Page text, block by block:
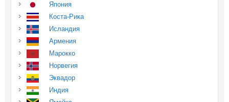
Япония
Коста-Рика
Исландия
Армения
Марокко
Норвегия
Эквадор
Индия